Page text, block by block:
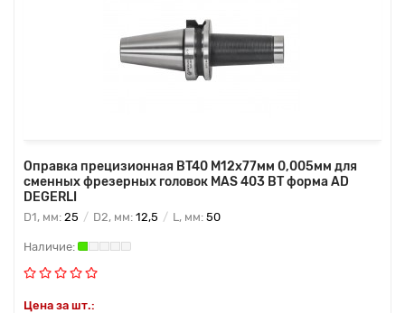
Оправка прецизионная BT40 M12x77мм 0,005мм для
сменных фрезерных головок MAS 403 BT форма AD
DEGERLI
D1, мм: 25 D2, мм: 12,5 L, мм: 50
Цена за шт.: